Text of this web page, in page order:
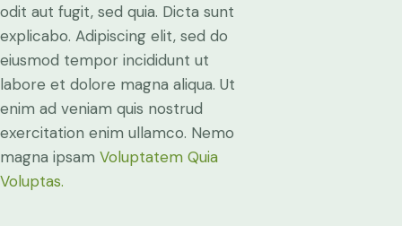
odit aut fugit, sed quia. Dicta sunt
explicabo. Adipiscing elit, sed do
eiusmod tempor incididunt ut
labore et dolore magna aliqua. Ut
enim ad veniam quis nostrud
exercitation enim ullamco. Nemo
magna ipsam Voluptatem Quia
Voluptas.